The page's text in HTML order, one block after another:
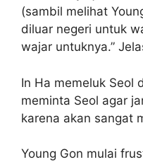
(sambil melihat
diluar negeri untuk
wajar untuknya.”
In Ha memeluk Seol
meminta Seol agar
karena akan sangat
Young Gon mulai